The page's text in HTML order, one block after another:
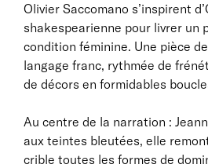
Olivier Saccomano s’inspirent
shakespearienne pour livrer un
condition féminine. Une pièce
langage franc, rythmée de
de décors en formidables
Au centre de la narration :
aux teintes bleutées, elle
crible toutes les formes de